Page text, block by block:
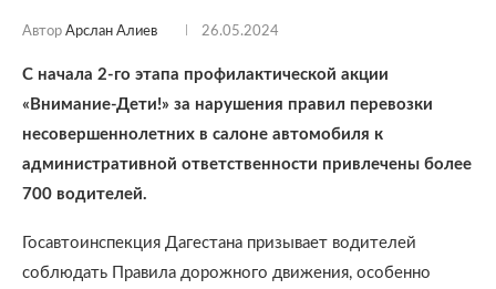
Автор Арслан Алиев 26.05.2024
С начала 2-го этапа профилактической акции
«Внимание-Дети!» за нарушения правил перевозки
несовершеннолетних в салоне автомобиля к
административной ответственности привлечены более
700 водителей.
Госавтоинспекция Дагестана призывает водителей
соблюдать Правила дорожного движения, особенно